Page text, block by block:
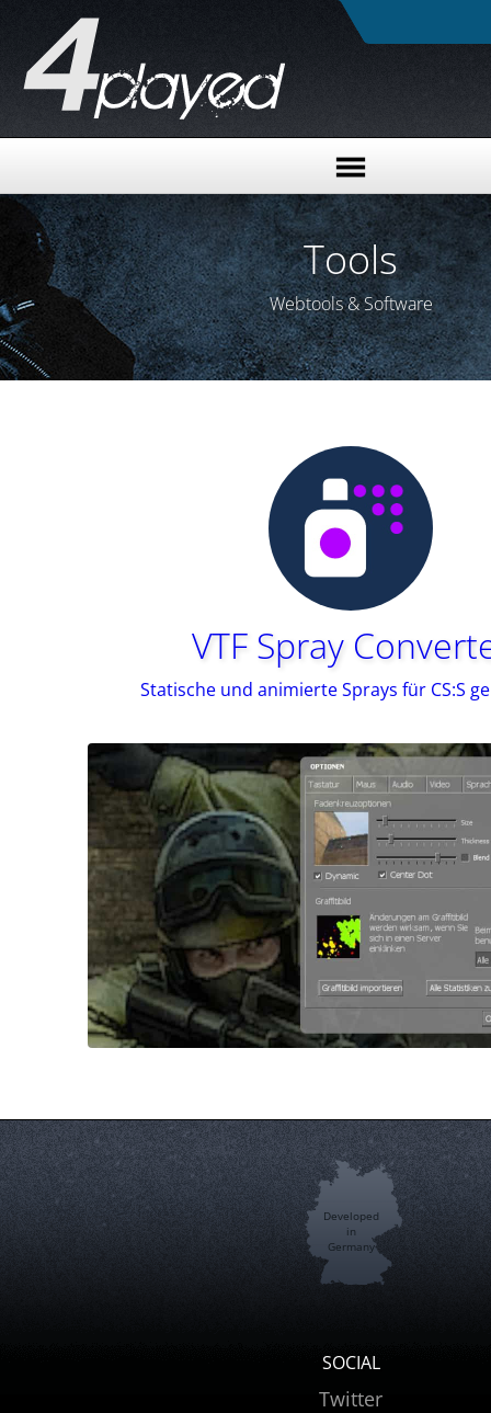
Tools
Webtools & Software
VTF Spray
Statische und animierte Sprays für CS:S
Developed
in
Germany
SOCIAL
Twitter